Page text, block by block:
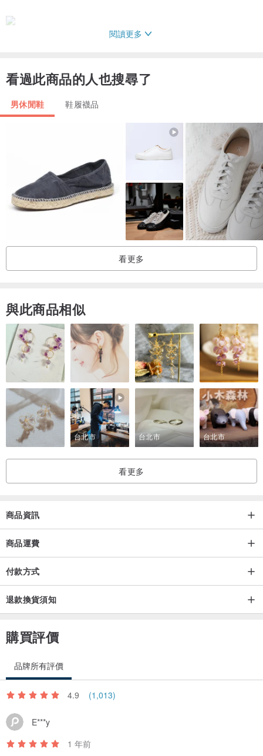
閱讀更多
看過此商品的人也搜尋了
男休閒鞋 鞋履襪品
看更多
與此商品相似
台北市 台北市 台北市
看更多
商品資訊
商品運費
付款方式
退款換貨須知
購買評價
品牌所有評價
4.9 (1,013)
E***y
1 年前